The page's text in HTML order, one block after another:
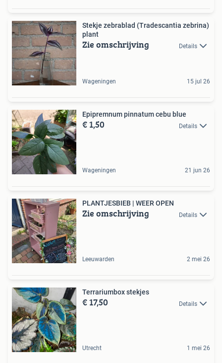
Stekje zebrablad (Tradescantia zebrina)
plant
Zie omschrijving Details
Wageningen 15 jul 26
Epipremnum pinnatum cebu blue
€ 1,50 Details
Wageningen 21 jun 26
PLANTJESBIEB | WEER OPEN
Zie omschrijving Details
Leeuwarden 2 mei 26
Terrariumbox stekjes
€ 17,50 Details
Utrecht 1 mei 26